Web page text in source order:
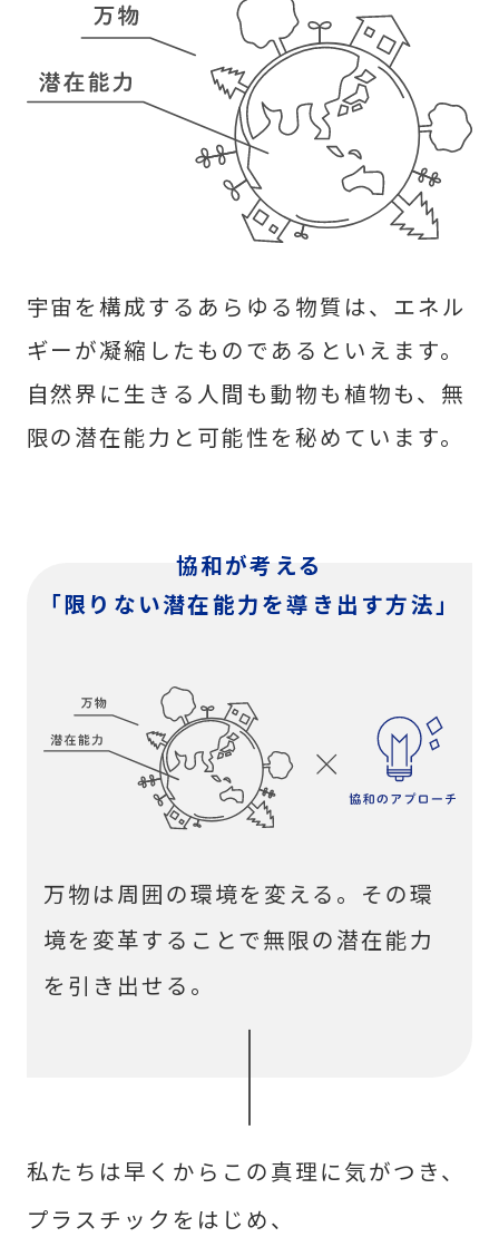
宇宙を構成するあらゆる物質は、エネル
ギーが凝縮したものであるといえます。
自然界に生きる人間も動物も植物も、無
限の潜在能力と可能性を秘めています。
協和が考える
「限りない潜在能力を導き出す方法」
万物は周囲の環境を変える。その環
境を変革することで無限の潜在能力
を引き出せる。
私たちは早くからこの真理に気がつき、
プラスチックをはじめ、